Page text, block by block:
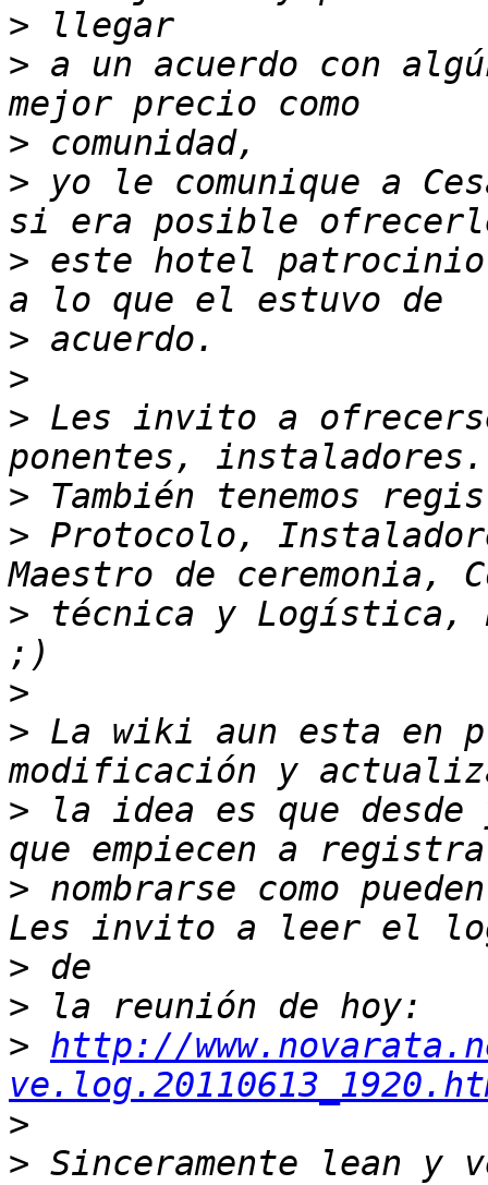
>
> a un acuerdo con
>
> yo le comunique a
> este hotel
>
>
> Les invito a
>
> Protocolo,
> técnica y Logística,
>
> La wiki aun esta en
> la idea es que
> nombrarse como
>
>
> http://
>
> Sinceramente lean y